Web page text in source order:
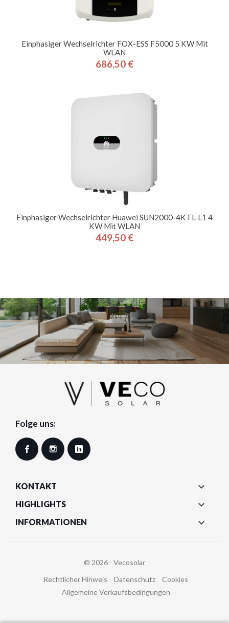
Einphasiger Wechselrichter FOX-ESS F5000 5 KW Mit
WLAN
Preis
686,50 €
Einphasiger Wechselrichter Huawei SUN2000-4KTL-L1 4
KW Mit WLAN
Preis
449,50 €
Folge uns:
Facebook Instagram
KONTAKT 
HIGHLIGHTS 
INFORMATIONEN 
© 2026 - Vecosolar
Rechtlicher Hinweis
Datenschutz
Cookies
Allgemeine Verkaufsbedingungen